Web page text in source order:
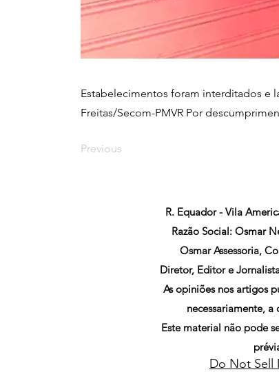
Estabelecimentos foram interditados e
Freitas/Secom-PMVR Por
Previous
R. Equador - Vila
Razão Social: Osmar
Osmar Assessoria,
Diretor, Editor e
As opiniões nos artigos
necessariamente,
Este material não pode
Do Not Sell